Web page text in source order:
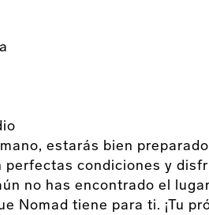
estarás bien
perfectas condiciones y
no has encontrado el
Nomad tiene para ti. ¡Tu